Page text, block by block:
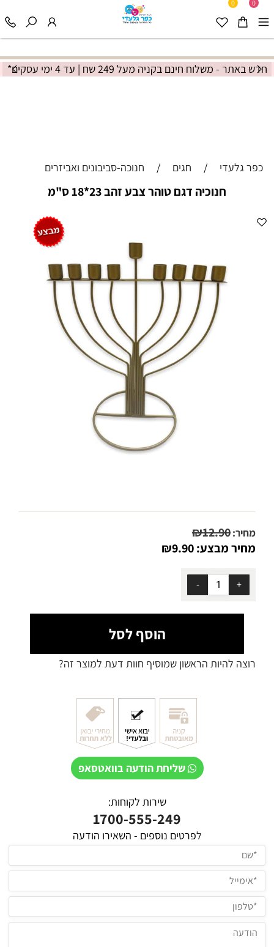
חדש באתר - משלוח חינם בקניה מעל 249 שח | עד 4 ימי עסקים*
0
0
כפר גלעדי / חגים / חנוכה-סביבונים ואביזרים
חנוכיה דגם טוהר צבע זהב 23*18 ס"מ
מחיר: ₪12.90
מחיר מבצע:
₪9.90
הוסף לסל
רוצה להיות הראשון שמוסיף חוות דעת למוצר זה?
שליחת הודעה בוואטסאפ
שירות לקוחות:
1700-555-249
לפרטים נוספים - השאירו הודעה